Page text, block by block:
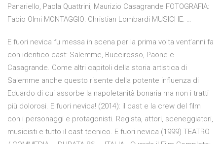
Panariello, Paola Quattrini, Maurizio Casagrande FOTOGRAFIA:
Fabio Olmi MONTAGGIO: Christian Lombardi MUSICHE: …
E fuori nevica fu messa in scena per la prima volta vent’anni fa
con identico cast: Salemme, Buccirosso, Paone e
Casagrande. Come altri capitoli della storia artistica di
Salemme anche questo risente della potente influenza di
Eduardo di cui assorbe la napoletanità bonaria ma non i tratti
più dolorosi. E fuori nevica! (2014): il cast e la crew del film
con i personaggi e protagonisti. Regista, attori, sceneggiatori,
musicisti e tutto il cast tecnico. E fuori nevica (1999) TEATRO